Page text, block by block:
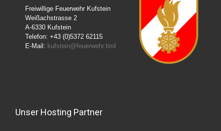
Freiwillige Feuerwehr Kufstein
Weißachstrasse 2
A-6330 Kufstein
Telefon: +43 (0)5372 62115
E-Mail: kufstein@feuerwehr.tirol
Unser Hosting Partner